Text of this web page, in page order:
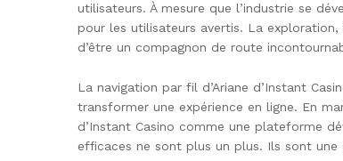
utilisateurs. À mesure que l’industrie se
pour les utilisateurs avertis. La
d’être un compagnon de route
La navigation par fil d’Ariane d’Instant
transformer une expérience en ligne. En
d’Instant Casino comme une plateforme
efficaces ne sont plus un plus. Ils sont